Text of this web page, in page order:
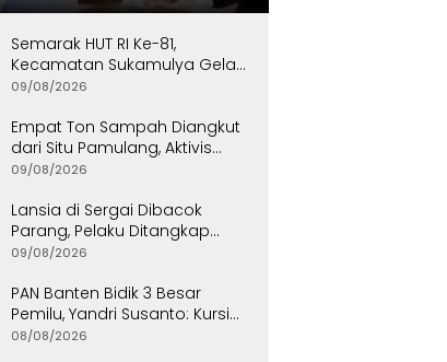
Semarak HUT RI Ke-81,
Kecamatan Sukamulya Gelar
Lomba Sepak Bola
09/08/2026
Empat Ton Sampah Diangkut
dari Situ Pamulang, Aktivis
Desak Pemprov Banten Peduli
09/08/2026
Lansia di Sergai Dibacok
Parang, Pelaku Ditangkap
Polisi
09/08/2026
PAN Banten Bidik 3 Besar
Pemilu, Yandri Susanto: Kursi
Pimpinan DPRD Harus Direbut
08/08/2026